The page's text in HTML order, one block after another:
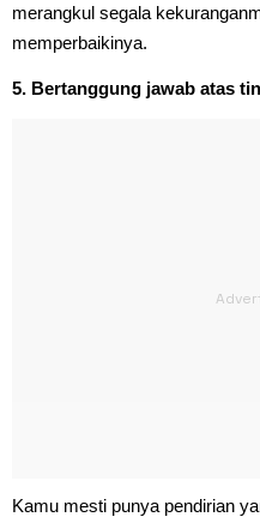
merangkul segala
memperbaikinya.
5. Bertanggung jawab atas
Kamu mesti punya pendirian